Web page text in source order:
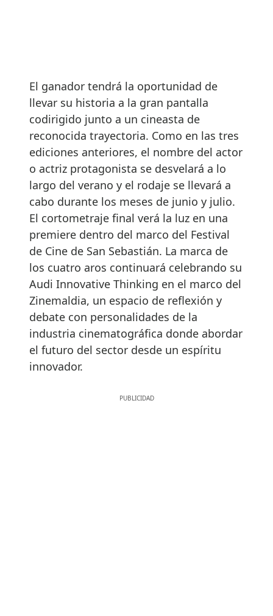
El ganador tendrá la oportunidad de
llevar su historia a la gran pantalla
codirigido junto a un cineasta de
reconocida trayectoria. Como en las tres
ediciones anteriores, el nombre del actor
o actriz protagonista se desvelará a lo
largo del verano y el rodaje se llevará a
cabo durante los meses de junio y julio.
El cortometraje final verá la luz en una
premiere dentro del marco del Festival
de Cine de San Sebastián. La marca de
los cuatro aros continuará celebrando su
Audi Innovative Thinking en el marco del
Zinemaldia, un espacio de reflexión y
debate con personalidades de la
industria cinematográfica donde abordar
el futuro del sector desde un espíritu
innovador.